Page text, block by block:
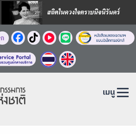
ก
เมนู